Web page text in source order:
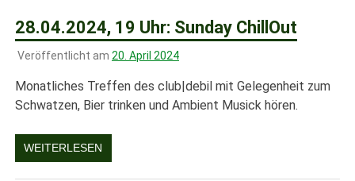
28.04.2024, 19 Uhr: Sunday ChillOut
Veröffentlicht am 20. April 2024
Monatliches Treffen des club|debil mit Gelegenheit zum
Schwatzen, Bier trinken und Ambient Musick hören.
WEITERLESEN